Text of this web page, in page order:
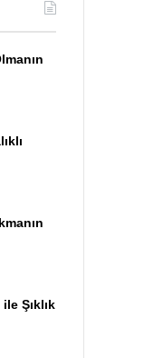
Şıklık